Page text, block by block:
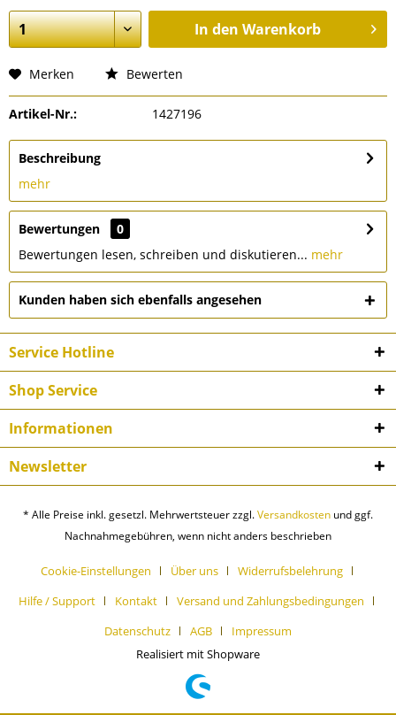
In den Warenkorb
Merken Bewerten
Artikel-Nr.: 1427196
Beschreibung
mehr
Bewertungen
0
Bewertungen lesen, schreiben und diskutieren... mehr
Kunden haben sich ebenfalls angesehen
Service Hotline
Shop Service
Informationen
Newsletter
* Alle Preise inkl. gesetzl. Mehrwertsteuer zzgl.Versandkosten und ggf.
Nachnahmegebühren, wenn nicht anders beschrieben
Cookie-Einstellungen Über uns
Widerrufsbelehrung
Hilfe / Support
Kontakt
Versand und Zahlungsbedingungen
Datenschutz
AGB
Impressum
Realisiert mit Shopware